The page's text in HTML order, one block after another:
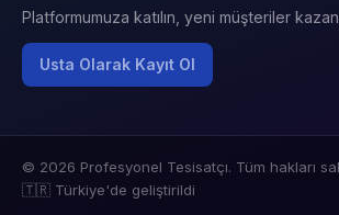
Platformumuza katılın, yeni müşteriler
Usta Olarak Kayıt Ol
© 2026 Profesyonel Tesisatçı. Tüm hakları
🇹🇷 Türkiye'de geliştirildi